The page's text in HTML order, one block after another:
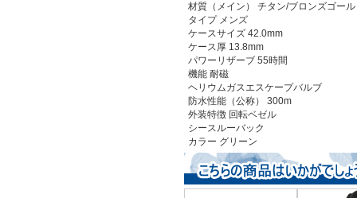
材質（メイン） チタン/ブロンズゴー
タイプ メンズ
ケースサイズ 42.0mm
ケース厚 13.8mm
パワーリザーブ 55時間
機能 耐磁
ヘリウムガスエスケープバルブ
防水性能（公称） 300m
外装特徴 回転ベゼル
シースルーバック
カラー グリーン